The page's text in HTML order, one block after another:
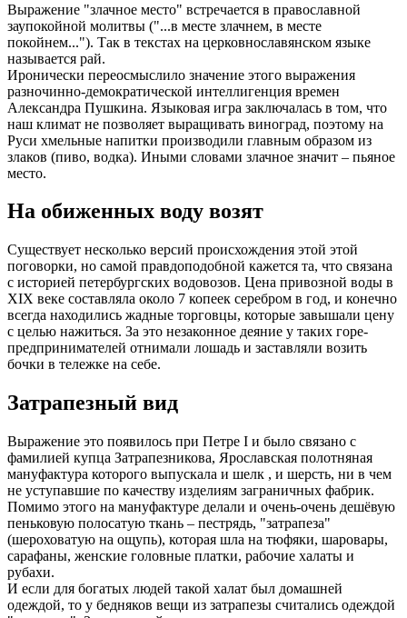
Выражение "злачное место" встречается в православной
заупокойной молитвы ("...в месте злачнем, в месте
покойнем..."). Так в текстах на церковнославянском языке
называется рай.
Иронически переосмыслило значение этого выражения
разночинно-демократической интеллигенция времен
Александра Пушкина. Языковая игра заключалась в том, что
наш климат не позволяет выращивать виноград, поэтому на
Руси хмельные напитки производили главным образом из
злаков (пиво, водка). Иными словами злачное значит – пьяное
место.
На обиженных воду возят
Существует несколько версий происхождения этой этой
поговорки, но самой правдоподобной кажется та, что связана
с историей петербургских водовозов. Цена привозной воды в
XIX веке составляла около 7 копеек серебром в год, и конечно
всегда находились жадные торговцы, которые завышали цену
с целью нажиться. За это незаконное деяние у таких горе-
предпринимателей отнимали лошадь и заставляли возить
бочки в тележке на себе.
Затрапезный вид
Выражение это появилось при Петре I и было связано с
фамилией купца Затрапезникова, Ярославская полотняная
мануфактура которого выпускала и шелк , и шерсть, ни в чем
не уступавшие по качеству изделиям заграничных фабрик.
Помимо этого на мануфактуре делали и очень-очень дешёвую
пеньковую полосатую ткань – пестрядь, "затрапеза"
(шероховатую на ощупь), которая шла на тюфяки, шаровары,
сарафаны, женские головные платки, рабочие халаты и
рубахи.
И если для богатых людей такой халат был домашней
одеждой, то у бедняков вещи из затрапезы считались одеждой